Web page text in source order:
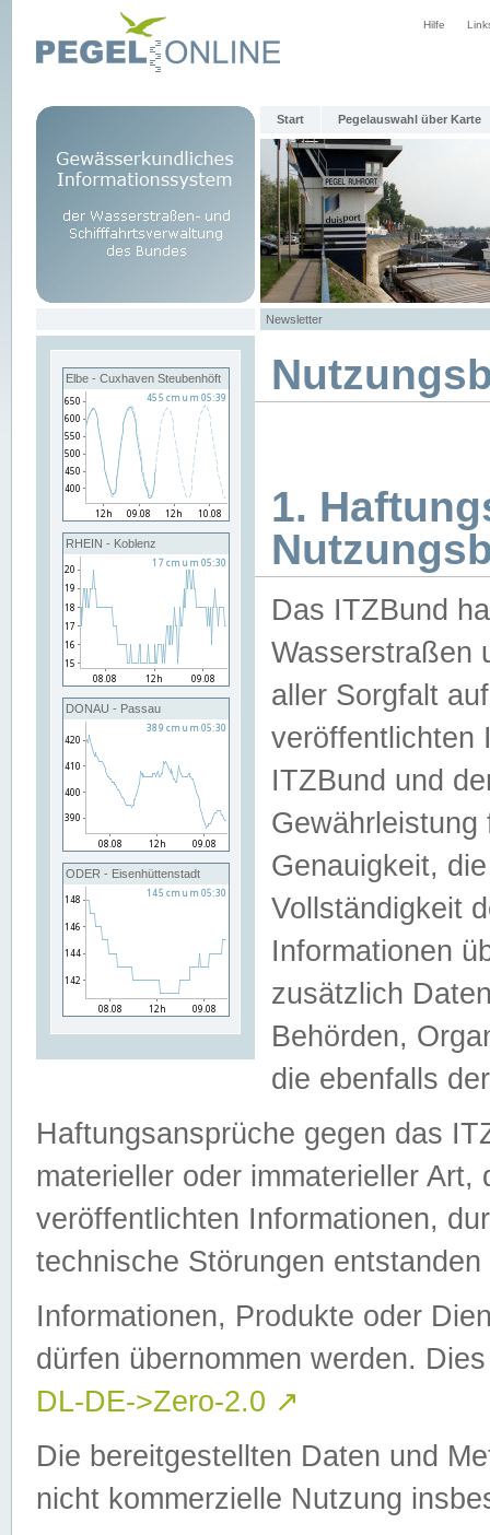
Hilfe
Start Pegelauswahl über Karte
Newsletter
Elbe - Cuxhaven Steubenhöft
RHEIN - Koblenz
DONAU - Passau
ODER - Eisenhüttenstadt
1.
Das ITZBund
Wasserstraßen
aller Sorgfalt
veröffentlichten
ITZBund und
Genauigkeit,
Vollständigkeit
Informationen
zusätzlich
Behörden,
die ebenfalls
Haftungsansprüche gegen das
materieller oder immaterieller
veröffentlichten Informationen,
technische Störungen
Informationen, Produkte oder
dürfen übernommen werden.
DL-DE->Zero-2.0 ↗
Die bereitgestellten Daten und
nicht kommerzielle Nutzung